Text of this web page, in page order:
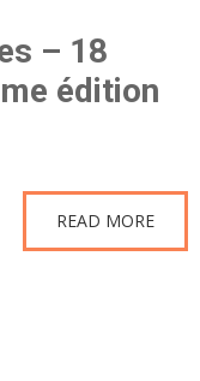
– 18
édition
READ MORE